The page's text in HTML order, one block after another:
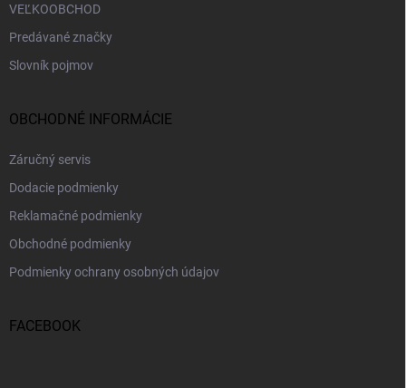
VEĽKOOBCHOD
Predávané značky
Slovník pojmov
OBCHODNÉ INFORMÁCIE
Záručný servis
Dodacie podmienky
Reklamačné podmienky
Obchodné podmienky
Podmienky ochrany osobných údajov
FACEBOOK